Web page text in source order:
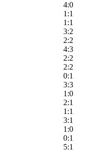
4:0
1:1
1:1
3:2
2:2
4:3
2:2
2:2
0:1
3:3
1:0
2:1
1:1
3:1
1:0
0:1
5:1